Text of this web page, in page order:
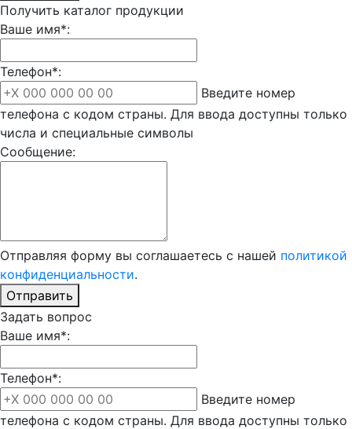
Получить каталог продукции
Ваше имя*:
Телефон*:
Введите номер
телефона с кодом страны. Для ввода доступны только
числа и специальные символы
Сообщение:
Отправляя форму вы соглашаетесь с нашей политикой
конфиденциальности.
Отправить
Задать вопрос
Ваше имя*:
Телефон*:
Введите номер
телефона с кодом страны. Для ввода доступны только